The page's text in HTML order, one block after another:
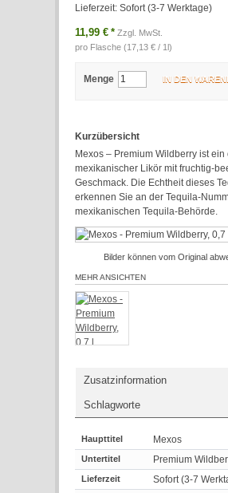
Lieferzeit: Sofort (3-7 Werktage)
11,99 € * Zzgl. MwSt.
pro Flasche (17,13 € / 1l)
Menge IN DEN
Kurzübersicht
Mexos – Premium Wildberry ist ein
mexikanischer Likör mit fruchtig-
Geschmack. Die Echtheit dieses
erkennen Sie an der Tequila-
mexikanischen Tequila-Behörde.
Bilder können vom Original
MEHR ANSICHTEN
Zusatzinformation
Schlagworte
Haupttitel Mexos
Untertitel Premium
Lieferzeit Sofort (3-7